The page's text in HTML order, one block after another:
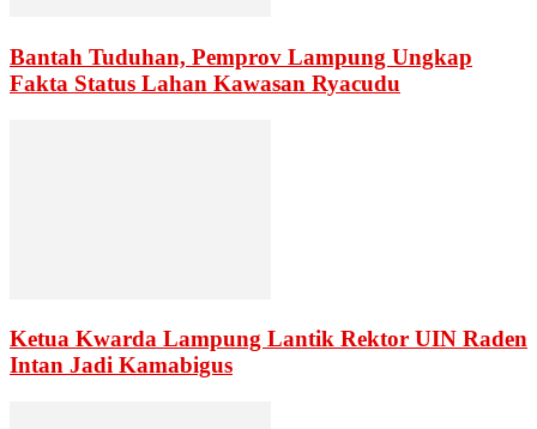
Bantah Tuduhan, Pemprov Lampung Ungkap
Fakta Status Lahan Kawasan Ryacudu
Ketua Kwarda Lampung Lantik Rektor UIN Raden
Intan Jadi Kamabigus